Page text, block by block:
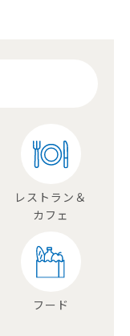
レストラン＆
カフェ
フード